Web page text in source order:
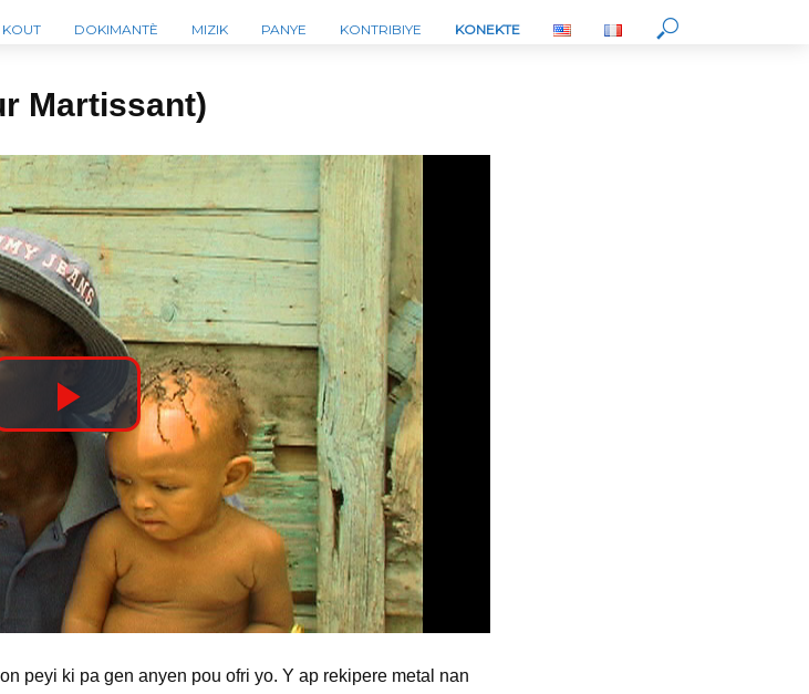
KOUT DOKIMANTÈ MIZIK PANYE KONTRIBIYE KONEKTE
Martissant)
P
l
a
y
peyi ki pa gen anyen pou ofri yo. Y ap rekipere metal nan